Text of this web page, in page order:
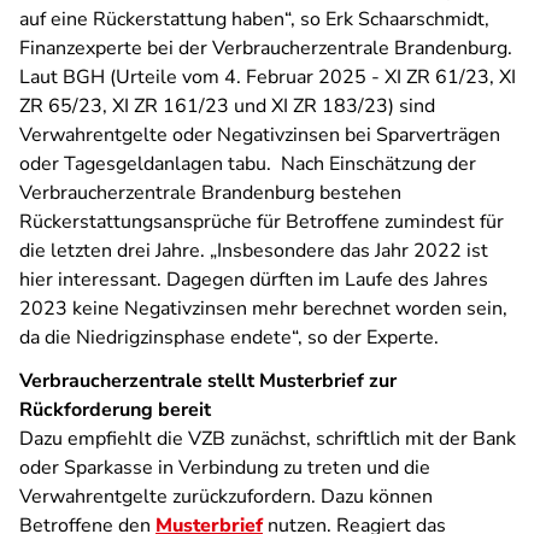
auf eine Rückerstattung haben“, so Erk Schaarschmidt,
Finanzexperte bei der Verbraucherzentrale Brandenburg.
Laut BGH (Urteile vom 4. Februar 2025 - XI ZR 61/23, XI
ZR 65/23, XI ZR 161/23 und XI ZR 183/23) sind
Verwahrentgelte oder Negativzinsen bei Sparverträgen
oder Tagesgeldanlagen tabu. Nach Einschätzung der
Verbraucherzentrale Brandenburg bestehen
Rückerstattungsansprüche für Betroffene zumindest für
die letzten drei Jahre. „Insbesondere das Jahr 2022 ist
hier interessant. Dagegen dürften im Laufe des Jahres
2023 keine Negativzinsen mehr berechnet worden sein,
da die Niedrigzinsphase endete“, so der Experte.
Verbraucherzentrale stellt Musterbrief zur
Rückforderung bereit
Dazu empfiehlt die VZB zunächst, schriftlich mit der Bank
oder Sparkasse in Verbindung zu treten und die
Verwahrentgelte zurückzufordern. Dazu können
Betroffene den Musterbriefnutzen. Reagiert das